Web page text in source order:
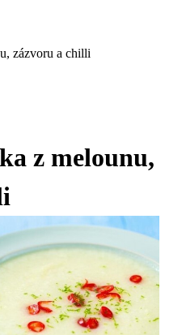
zázvoru a chilli
z melounu,